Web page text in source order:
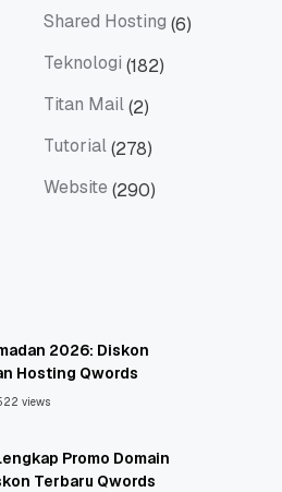
Shared Hosting (6)
Teknologi (182)
Titan Mail(2)
Tutorial(278)
Website (290)
2026: Diskon
Hosting Qwords
views
Promo Domain
Terbaru Qwords